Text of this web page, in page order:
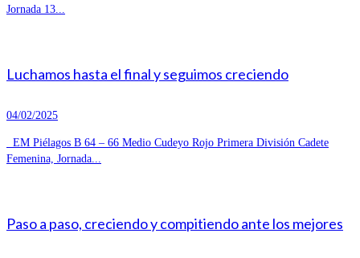
Jornada 13...
Luchamos hasta el final y seguimos creciendo
04/02/2025
EM Piélagos B 64 – 66 Medio Cudeyo Rojo Primera División Cadete
Femenina, Jornada...
Paso a paso, creciendo y compitiendo ante los mejores